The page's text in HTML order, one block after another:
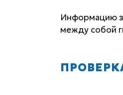
Информацию
между собой